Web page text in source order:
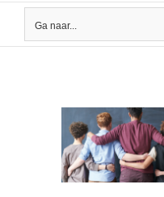
Ga naar...
Bekijk
grotere
afbeelding